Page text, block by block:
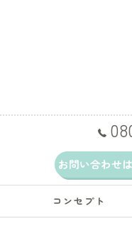
お問い合わせ
コンセプト